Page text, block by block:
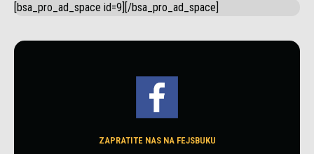
[bsa_pro_ad_space id=9][/bsa_pro_ad_space]
ZAPRATITE NAS NA FEJSBUKU